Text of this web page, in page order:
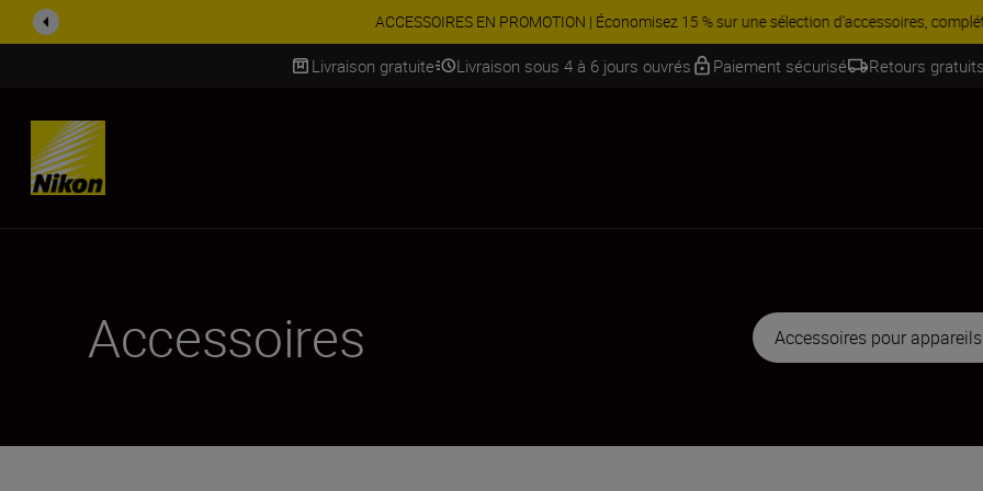
ACCESSOIRES EN PROMOTION | Économisez 15 % sur une sélection d’accessoires, complétez votre
Livraison gratuite Livraison sous 4 à 6 jours ouvrés Paiement sécurisé Retours
SKIP
Accessoires Accessoires pour